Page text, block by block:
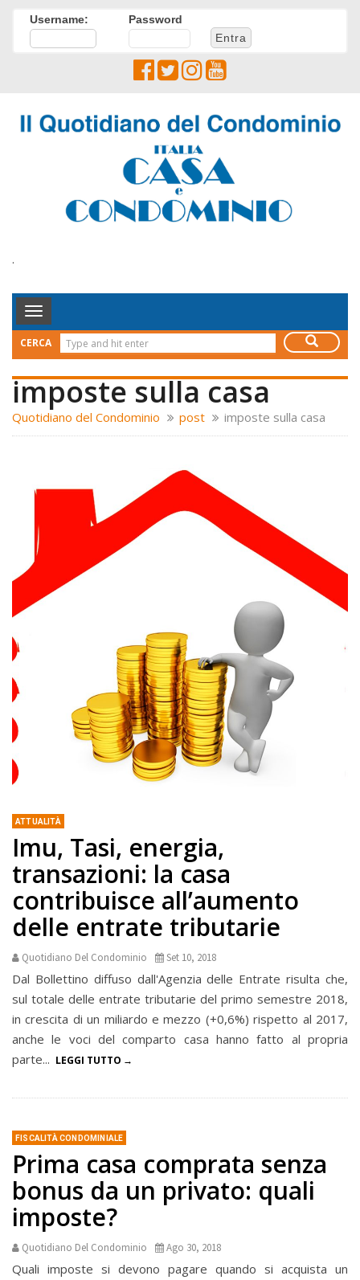
Username: Password
.
Toggle
Navigation
CERCA
imposte sulla casa
Quotidiano del Condominio post imposte sulla casa
ATTUALITÀ
Imu, Tasi, energia,
transazioni: la casa
contribuisce all’aumento
delle entrate tributarie
Quotidiano Del Condominio Set 10, 2018
Dal Bollettino diffuso dall'Agenzia delle Entrate risulta che,
sul totale delle entrate tributarie del primo semestre 2018,
in crescita di un miliardo e mezzo (+0,6%) rispetto al 2017,
anche le voci del comparto casa hanno fatto al propria
parte... LEGGI TUTTO
FISCALITÀ CONDOMINIALE
Prima casa comprata senza
bonus da un privato: quali
imposte?
Quotidiano Del Condominio Ago 30, 2018
Quali imposte si devono pagare quando si acquista un